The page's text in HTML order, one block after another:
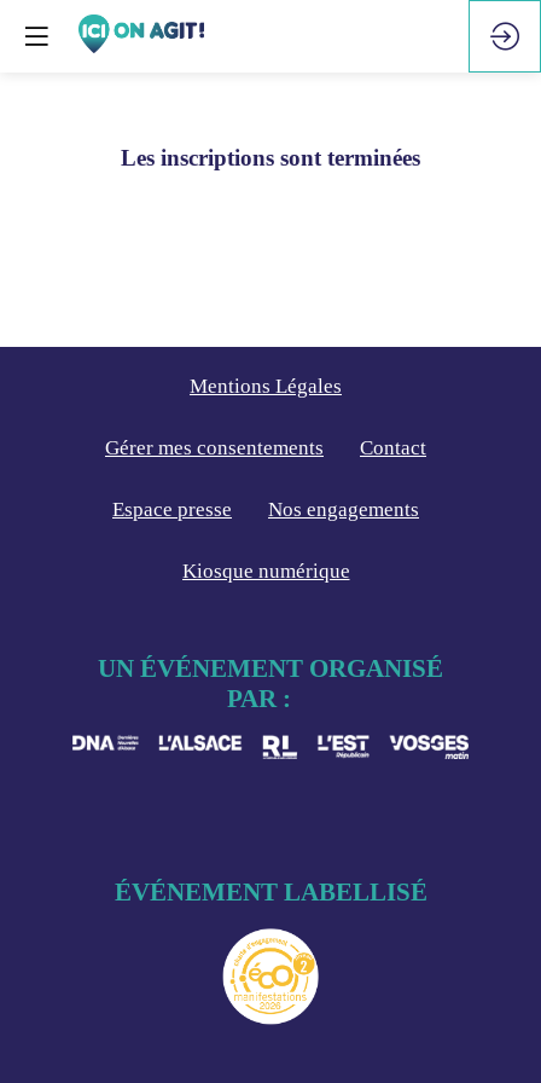
Les inscriptions sont terminées
UN ÉVÉNEMENT ORGANISÉ
PAR :
Mentions Légales
Gérer mes consentements Contact
Espace presse Nos engagements
Kiosque numérique
ÉVÉNEMENT LABELLISÉ